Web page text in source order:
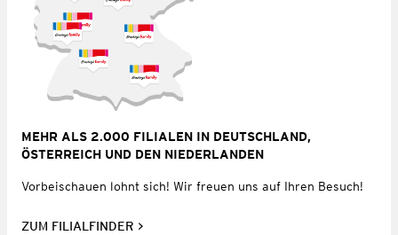
MEHR ALS 2.000 FILIALEN IN DEUTSCHLAND,
ÖSTERREICH UND DEN NIEDERLANDEN
Vorbeischauen lohnt sich! Wir freuen uns auf Ihren Besuch!
ZUM FILIALFINDER